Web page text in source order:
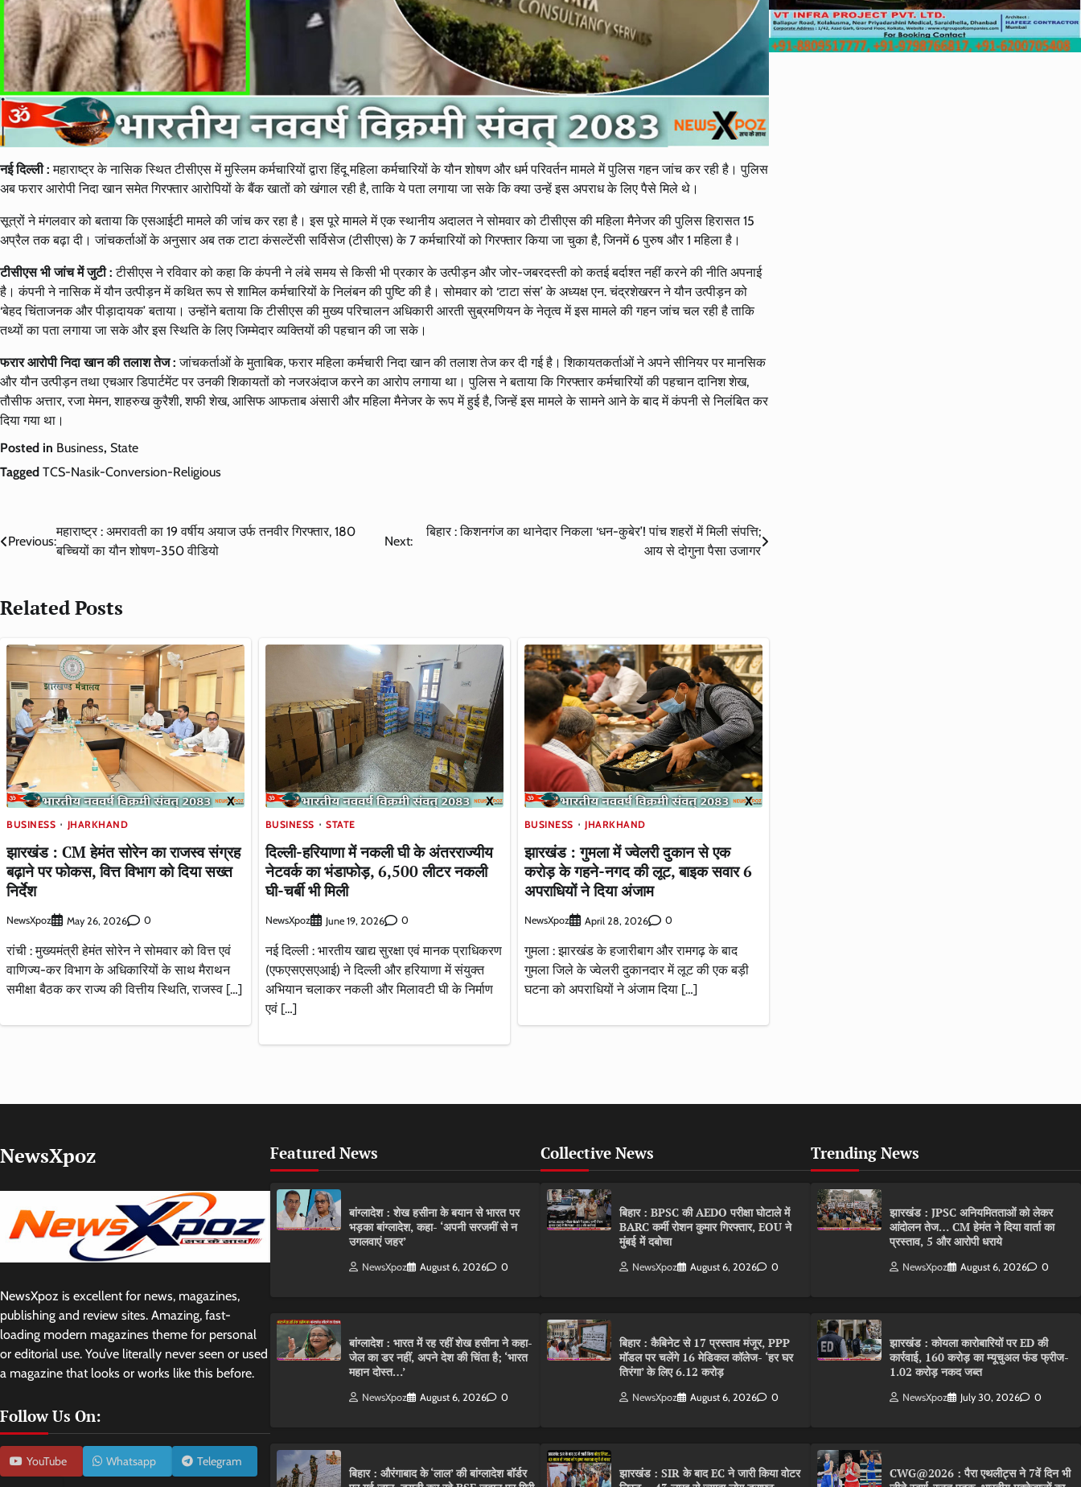
नई दिल्ली : महाराष्ट्र के नासिक स्थित टीसीएस में मुस्लिम कर्मचारियों द्वारा हिंदू महिला कर्मचारियों के यौन शोषण और धर्म परिवर्तन मामले में पुलिस गहन जांच कर रही है। पुलिस
अब फरार आरोपी निदा खान समेत गिरफ्तार आरोपियों के बैंक खातों को खंगाल रही है, ताकि ये पता लगाया जा सके कि क्या उन्हें इस अपराध के लिए पैसे मिले थे।
सूत्रों ने मंगलवार को बताया कि एसआईटी मामले की जांच कर रहा है। इस पूरे मामले में एक स्थानीय अदालत ने सोमवार को टीसीएस की महिला मैनेजर की पुलिस हिरासत 15
अप्रैल तक बढ़ा दी। जांचकर्ताओं के अनुसार अब तक टाटा कंसल्टेंसी सर्विसेज (टीसीएस) के 7 कर्मचारियों को गिरफ्तार किया जा चुका है, जिनमें 6 पुरुष और 1 महिला है।
टीसीएस भी जांच में जुटी : टीसीएस ने रविवार को कहा कि कंपनी ने लंबे समय से किसी भी प्रकार के उत्पीड़न और जोर-जबरदस्ती को कतई बर्दाश्त नहीं करने की नीति अपनाई
है। कंपनी ने नासिक में यौन उत्पीड़न में कथित रूप से शामिल कर्मचारियों के निलंबन की पुष्टि की है। सोमवार को ‘टाटा संस’ के अध्यक्ष एन. चंद्रशेखरन ने यौन उत्पीड़न को
‘बेहद चिंताजनक और पीड़ादायक’ बताया। उन्होंने बताया कि टीसीएस की मुख्य परिचालन अधिकारी आरती सुब्रमणियन के नेतृत्व में इस मामले की गहन जांच चल रही है ताकि
तथ्यों का पता लगाया जा सके और इस स्थिति के लिए जिम्मेदार व्यक्तियों की पहचान की जा सके।
फरार आरोपी निदा खान की तलाश तेज :जांचकर्ताओं के मुताबिक, फरार महिला कर्मचारी निदा खान की तलाश तेज कर दी गई है। शिकायतकर्ताओं ने अपने सीनियर पर मानसिक
और यौन उत्पीड़न तथा एचआर डिपार्टमेंट पर उनकी शिकायतों को नजरअंदाज करने का आरोप लगाया था। पुलिस ने बताया कि गिरफ्तार कर्मचारियों की पहचान दानिश शेख,
तौसीफ अत्तार, रजा मेमन, शाहरुख कुरैशी, शफी शेख, आसिफ आफताब अंसारी और महिला मैनेजर के रूप में हुई है, जिन्हें इस मामले के सामने आने के बाद में कंपनी से निलंबित कर
दिया गया था।
Posted in Business, State
Tagged TCS-Nasik-Conversion-Religious
Post
Previous:
महाराष्ट्र : अमरावती का 19 वर्षीय अयाज उर्फ तनवीर गिरफ्तार, 180
बच्चियों का यौन शोषण-350 वीडियो
Next:
बिहार : किशनगंज का थानेदार निकला ‘धन-कुबेर’! पांच शहरों में मिली संपत्ति;
आय से दोगुना पैसा उजागर
Related Posts
BUSINESS JHARKHAND
झारखंड : CM हेमंत सोरेन का राजस्व संग्रह
बढ़ाने पर फोकस, वित्त विभाग को दिया सख्त
निर्देश
NewsXpoz May 26, 2026 0
रांची : मुख्यमंत्री हेमंत सोरेन ने सोमवार को वित्त एवं
वाणिज्य-कर विभाग के अधिकारियों के साथ मैराथन
समीक्षा बैठक कर राज्य की वित्तीय स्थिति, राजस्व […]
BUSINESS STATE
दिल्ली-हरियाणा में नकली घी के अंतरराज्यीय
नेटवर्क का भंडाफोड़, 6,500 लीटर नकली
घी-चर्बी भी मिली
NewsXpoz June 19, 2026 0
नई दिल्ली : भारतीय खाद्य सुरक्षा एवं मानक प्राधिकरण
(एफएसएसएआई) ने दिल्ली और हरियाणा में संयुक्त
अभियान चलाकर नकली और मिलावटी घी के निर्माण
एवं […]
BUSINESS JHARKHAND
झारखंड : गुमला में ज्वेलरी दुकान से एक
करोड़ के गहने-नगद की लूट, बाइक सवार 6
अपराधियों ने दिया अंजाम
NewsXpoz April 28, 2026 0
गुमला : झारखंड के हजारीबाग और रामगढ़ के बाद
गुमला जिले के ज्वेलरी दुकानदार में लूट की एक बड़ी
घटना को अपराधियों ने अंजाम दिया […]
NewsXpoz
NewsXpoz is excellent for news, magazines,
publishing and review sites. Amazing, fast-
loading modern magazines theme for personal
or editorial use. You’ve literally never seen or used
a magazine that looks or works like this before.
Follow Us On:
YouTube Whatsapp Telegram
Featured News
बांग्लादेश : शेख हसीना के बयान से भारत पर
भड़का बांग्लादेश, कहा- ‘अपनी सरजमीं से न
उगलवाएं जहर’
NewsXpoz August 6, 2026 0
बांग्लादेश : भारत में रह रहीं शेख हसीना ने कहा-
जेल का डर नहीं, अपने देश की चिंता है; ‘भारत
महान दोस्त…’
NewsXpoz August 6, 2026 0
बिहार : औरंगाबाद के ‘लाल’ की बांग्लादेश बॉर्डर
Collective News
बिहार : BPSC की AEDO परीक्षा घोटाले में
BARC कर्मी रोशन कुमार गिरफ्तार, EOU ने
मुंबई में दबोचा
NewsXpoz August 6, 2026 0
बिहार : कैबिनेट से 17 प्रस्ताव मंजूर, PPP
मॉडल पर चलेंगे 16 मेडिकल कॉलेज- ‘हर घर
तिरंगा’ के लिए 6.12 करोड़
NewsXpoz August 6, 2026 0
झारखंड : SIR के बाद EC ने जारी किया वोटर
Trending News
झारखंड : JPSC अनियमितताओं को लेकर
आंदोलन तेज… CM हेमंत ने दिया वार्ता का
प्रस्ताव, 5 और आरोपी धराये
NewsXpoz August 6, 2026 0
झारखंड : कोयला कारोबारियों पर ED की
कार्रवाई, 160 करोड़ का म्यूचुअल फंड फ्रीज-
1.02 करोड़ नकद जब्त
NewsXpoz July 30, 2026 0
CWG@2026 : पैरा एथलीट्स ने 7वें दिन भी